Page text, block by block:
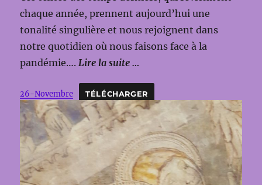
chaque année, prennent aujourd’hui une
tonalité singulière et nous rejoignent dans
notre quotidien où nous faisons face à la
pandémie….Lire la suite …
26-Novembre TÉLÉCHARGER